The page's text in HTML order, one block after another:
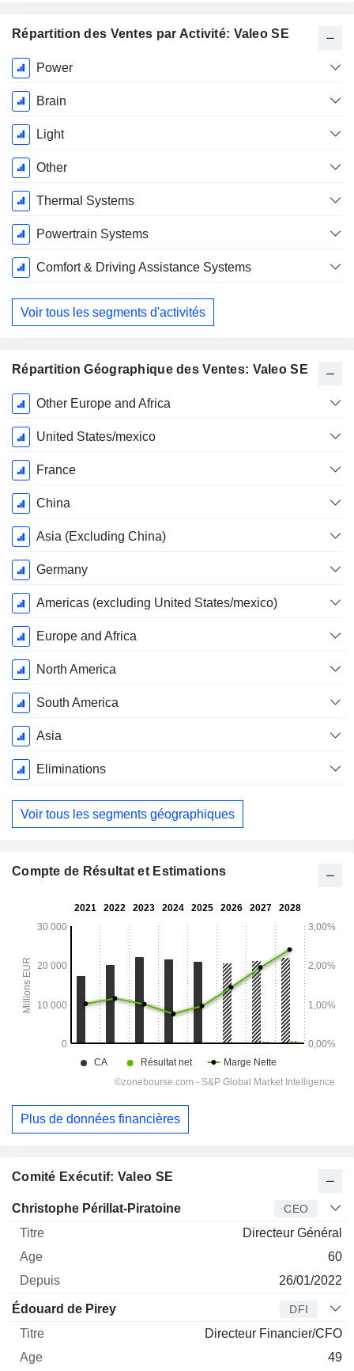
Répartition des Ventes par Activité: Valeo SE
Période
Fiscale:
Décembre
Power
Brain
Light
Other
Thermal Systems
Powertrain Systems
Comfort & Driving Assistance Systems
Voir tous les segments d'activités
Répartition Géographique des Ventes: Valeo SE
Période
Fiscale:
Décembre
Other Europe and Africa
United States/mexico
France
China
Asia (Excluding China)
Germany
Americas (excluding United States/mexico)
Europe and Africa
North America
South America
Asia
Eliminations
Voir tous les segments géographiques
Comité Exécutif: Valeo SE
Dirigeant Titre Age Depuis
Christophe Périllat-Piratoine CEO
Directeur Général
60
26/01/2022
Édouard de Pirey DFI
Directeur Financier/CFO
49
Compte de Résultat et Estimations
Plus de données financières